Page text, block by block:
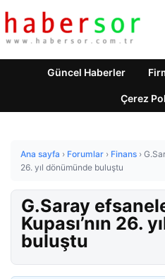
Güncel Haberler
Çerez
Ana sayfa › Forumlar › Finans ›
26. yıl dönümünde buluştu
G.Saray
Kupası’nın 26.
buluştu